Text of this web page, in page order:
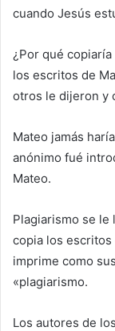
cuando Jesús
¿Por qué
los escritos de
otros le dijeron y
Mateo jamás
anónimo fué
Mateo.
Plagiarismo se le
copia los escritos
imprime como
«plagiarismo.
Los autores de